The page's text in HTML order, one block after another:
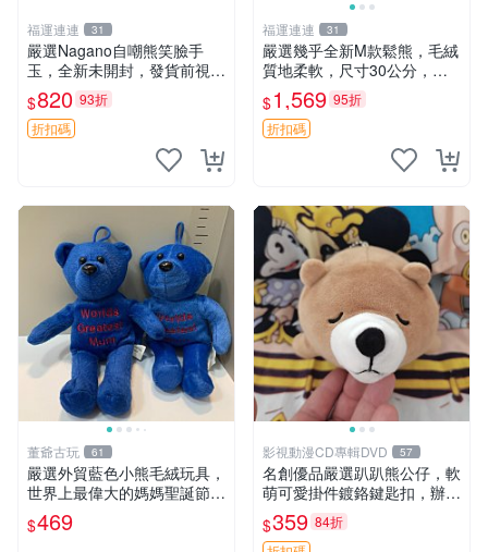
福運連連 31
嚴選Nagano自嘲熊笑臉手
玉，全新未開封，發貨前視頻
確認，海南 廣西 貴州 嚴選N
agano自嘲熊笑臉手玉，全新
未開封，發貨前視頻確認，四
$820 93折
折扣碼
福運連連 31
嚴選幾乎全新M款鬆熊，毛絨
質地柔軟，尺寸30公分，做
工精緻可愛，適合收藏或贈送
親友。中古使用痕跡，手感依
然優良。 鬆熊 嬰熊 毛玩偶
$1,569 95折
折扣碼
董爺古玩 61
嚴選外貿藍色小熊毛絨玩具，
世界上最偉大的媽媽聖誕節推
薦禮物 五角星 兒童玩具 母親
節
$469
影視動漫CD專輯DVD 57
名創優品嚴選趴趴熊公仔，軟
萌可愛掛件鍍鉻鍵匙扣，辦公
放松好選擇 趴趴熊 鍍鉻鍵匙
扣 萬用掛件
$359 84折